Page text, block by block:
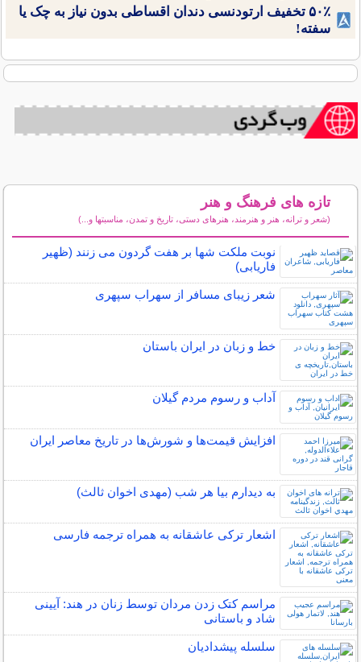
۵۰٪ تخفیف ارتودنسی دندان اقساطی بدون نیاز به چک یا
سفته!
تازه های فرهنگ و هنر
(شعر و ترانه، هنر و هنرمند، هنرهای دستی، تاریخ و تمدن، مناسبتها و...)
نوبت ملکت شها بر هفت گردون می زنند (ظهیر
فاریابی)
شعر زیبای مسافر از سهراب سپهری
خط و زبان در ایران باستان
آداب و رسوم مردم گیلان
افزایش قیمت‌ها و شورش‌ها در تاریخ معاصر ایران
به دیدارم بیا هر شب (مهدی اخوان ثالث)
اشعار ترکی عاشقانه به همراه ترجمه فارسی
مراسم کتک زدن مردان توسط زنان در هند: آیینی
شاد و باستانی
سلسله پیشدادیان